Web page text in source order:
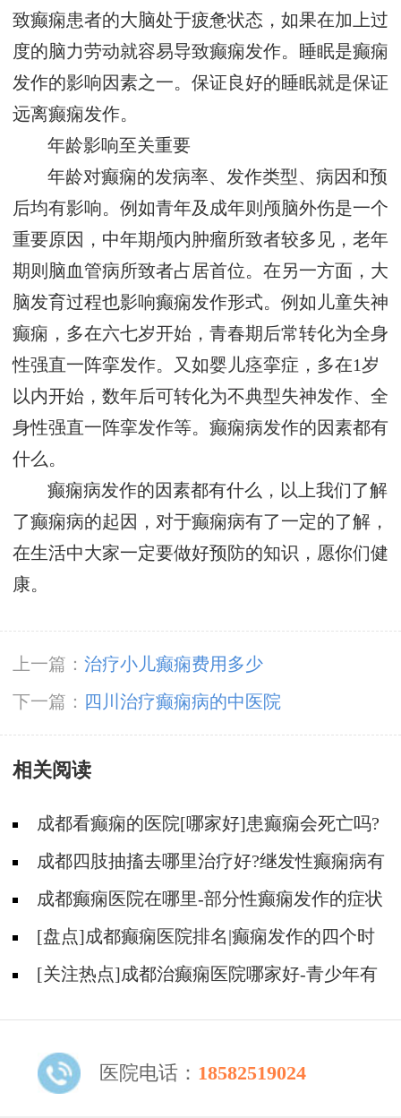
致癫痫患者的大脑处于疲惫状态，如果在加上过
度的脑力劳动就容易导致癫痫发作。睡眠是癫痫
发作的影响因素之一。保证良好的睡眠就是保证
远离癫痫发作。
年龄影响至关重要
年龄对癫痫的发病率、发作类型、病因和预
后均有影响。例如青年及成年则颅脑外伤是一个
重要原因，中年期颅内肿瘤所致者较多见，老年
期则脑血管病所致者占居首位。在另一方面，大
脑发育过程也影响癫痫发作形式。例如儿童失神
癫痫，多在六七岁开始，青春期后常转化为全身
性强直一阵挛发作。又如婴儿痉挛症，多在1岁
以内开始，数年后可转化为不典型失神发作、全
身性强直一阵挛发作等。癫痫病发作的因素都有
什么。
癫痫病发作的因素都有什么，以上我们了解
了癫痫病的起因，对于癫痫病有了一定的了解，
在生活中大家一定要做好预防的知识，愿你们健
康。
上一篇： 治疗小儿癫痫费用多少
下一篇：
四川治疗癫痫病的中医院
相关阅读
成都看癫痫的医院[哪家好]患癫痫会死亡吗?
成都四肢抽搐去哪里治疗好?继发性癫痫病有
什么症状?
成都癫痫医院在哪里-部分性癫痫发作的症状
表现是什么？
[盘点]成都癫痫医院排名|癫痫发作的四个时
期有什么表现？
[关注热点]成都治癫痫医院哪家好-青少年有
医院电话： 18582519024